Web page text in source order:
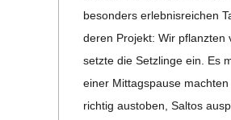
E
beson­ders erleb­nis­rei­chen
de­ren Pro­jekt: Wir pflanz­ten
setzte die Setz­linge ein. Es
einer Mit­tags­pause
rich­tig aus­to­ben, Sal­tos